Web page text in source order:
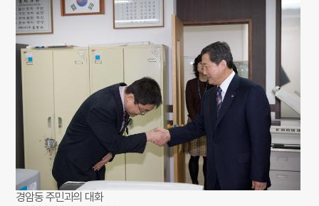
경암동 주민과의 대화